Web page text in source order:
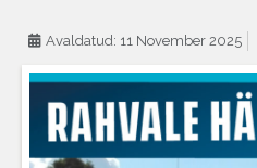
Avaldatud: 11 November 2025